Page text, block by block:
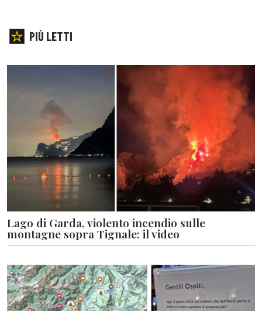
PIÙ LETTI
Lago di Garda, violento incendio sulle
montagne sopra Tignale: il video